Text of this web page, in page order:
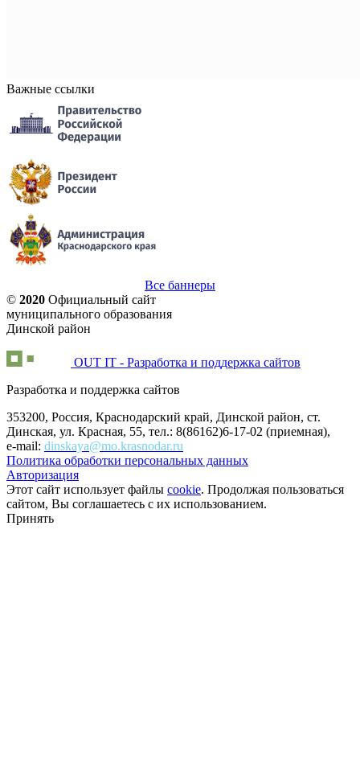
Важные ссылки
Все баннеры
© 2020 Официальный сайт
муниципального образования
Динской район
OUT IT - Разработка и поддержка сайтов
Разработка и поддержка сайтов
353200, Россия, Краснодарский край, Динской район, ст.
Динская, ул. Красная, 55, тел.: 8(86162)6-17-02 (приемная),
e-mail: dinskaya@mo.krasnodar.ru
Политика обработки персональных данных
Авторизация
Этот сайт использует файлы cookie. Продолжая пользоваться
сайтом, Вы соглашаетесь с их использованием.
Принять